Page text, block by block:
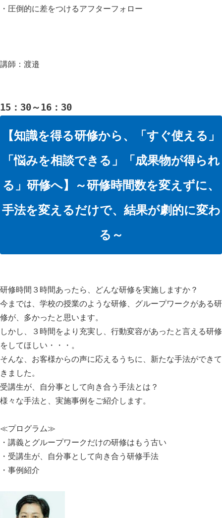
・圧倒的に差をつけるアフターフォロー
講師：渡邉
15：30～16 ：30
【知識を得る研修から、「すぐ使える」
「悩みを相談できる」「成果物が得られ
る」研修へ】～研修時間数を変えずに、
手法を変えるだけで、結果が劇的に変わ
る～
研修時間３時間あったら、どんな研修を実施しますか？
今までは、学校の授業のような研修、グループワークがある研
修が、多かったと思います。
しかし、３時間をより充実し、行動変容があったと言える研修
をしてほしい・・・。
そんな、お客様からの声に応えるうちに、新たな手法ができて
きました。
受講生が、自分事として向き合う手法とは？
様々な手法と、実施事例をご紹介します。
≪プログラム≫
・講義とグループワークだけの研修はもう古い
・受講生が、自分事として向き合う研修手法
・事例紹介